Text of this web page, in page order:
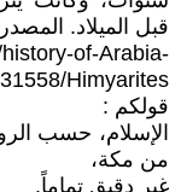
قبل الميلاد. المصدر
of-Arabia-
31558/Himyarites
قولكم :
الإسلام، حسب
من مكة،
غير دقيق تماماً.